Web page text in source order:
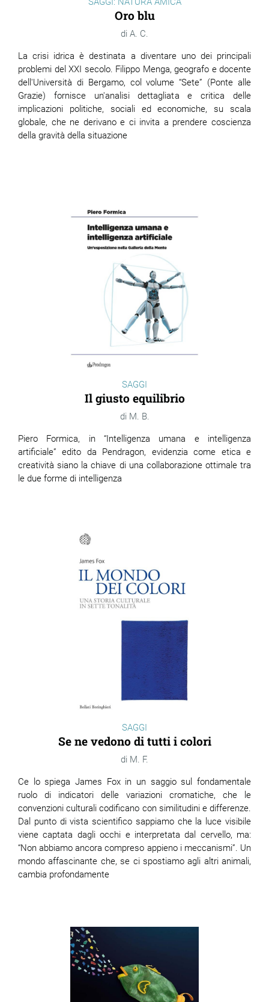
Oro blu
A. C.
La crisi idrica è destinata a diventare uno dei principali
problemi del XXI secolo. Filippo Menga, geografo e docente
dell'Università di Bergamo, col volume “Sete” (Ponte alle
Grazie) fornisce un'analisi dettagliata e critica delle
implicazioni politiche, sociali ed economiche, su scala
globale, che ne derivano e ci invita a prendere coscienza
della gravità della situazione
SAGGI
Il giusto equilibrio
M. B.
Piero Formica, in “Intelligenza umana e intelligenza
artificiale” edito da Pendragon, evidenzia come etica e
creatività siano la chiave di una collaborazione ottimale tra
le due forme di intelligenza
SAGGI
Se ne vedono di tutti i colori
M. F.
Ce lo spiega James Fox in un saggio sul fondamentale
ruolo di indicatori delle variazioni cromatiche, che le
convenzioni culturali codificano con similitudini e differenze.
Dal punto di vista scientifico sappiamo che la luce visibile
viene captata dagli occhi e interpretata dal cervello, ma:
“Non abbiamo ancora compreso appieno i meccanismi”. Un
mondo affascinante che, se ci spostiamo agli altri animali,
cambia profondamente